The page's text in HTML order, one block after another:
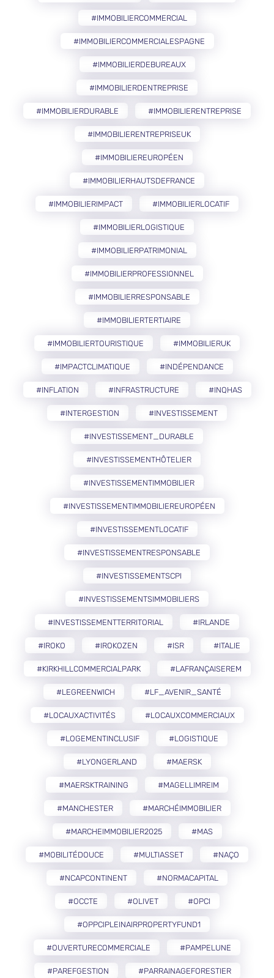
#IMMOBILIERCOMMERCIAL
#IMMOBILIERCOMMERCIALESPAGNE
#IMMOBILIERDEBUREAUX
#IMMOBILIERDENTREPRISE
#IMMOBILIERDURABLE #IMMOBILIERENTREPRISE
#IMMOBILIERENTREPRISEUK
#IMMOBILIEREUROPÉEN
#IMMOBILIERHAUTSDEFRANCE
#IMMOBILIERIMPACT #IMMOBILIERLOCATIF
#IMMOBILIERLOGISTIQUE
#IMMOBILIERPATRIMONIAL
#IMMOBILIERPROFESSIONNEL
#IMMOBILIERRESPONSABLE
#IMMOBILIERTERTIAIRE
#IMMOBILIERTOURISTIQUE #IMMOBILIERUK
#IMPACTCLIMATIQUE #INDÉPENDANCE
#INFLATION #INFRASTRUCTURE #INQHAS
#INTERGESTION #INVESTISSEMENT
#INVESTISSEMENT_DURABLE
#INVESTISSEMENTHÔTELIER
#INVESTISSEMENTIMMOBILIER
#INVESTISSEMENTIMMOBILIEREUROPÉEN
#INVESTISSEMENTLOCATIF
#INVESTISSEMENTRESPONSABLE
#INVESTISSEMENTSCPI
#INVESTISSEMENTSIMMOBILIERS
#INVESTISSEMENTTERRITORIAL #IRLANDE
#IROKO #IROKOZEN #ISR #ITALIE
#KIRKHILLCOMMERCIALPARK #LAFRANÇAISEREM
#LEGREENWICH #LF_AVENIR_SANTÉ
#LOCAUXACTIVITÉS #LOCAUXCOMMERCIAUX
#LOGEMENTINCLUSIF #LOGISTIQUE
#LYONGERLAND #MAERSK
#MAERSKTRAINING #MAGELLIMREIM
#MANCHESTER #MARCHÉIMMOBILIER
#MARCHEIMMOBILIER2025 #MAS
#MOBILITÉDOUCE #MULTIASSET #NAÇO
#NCAPCONTINENT #NORMACAPITAL
#OCCTE #OLIVET #OPCI
#OPPCIPLEINAIRPROPERTYFUND1
#OUVERTURECOMMERCIALE #PAMPELUNE
#PAREFGESTION #PARRAINAGEFORESTIER